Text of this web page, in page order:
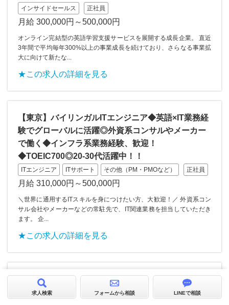
インサイドセールス 正社員
月給 300,000円～500,000円
オンライン完結型の英語学習支援サービスを展開する成長企業。 直近
3年間で平均毎年300%以上の事業成長を続けており、さらなる事業拡
大に向けて新たな...
★この求人の詳細を見る
【東京】バイリンガルITエンジニア◆英語×IT業務経
験でグローバルに活躍◎外資系コンサルやメーカー
で働く◆インフラ系業務経験、歓迎！
◆TOEIC700◎20-30代活躍中！！
ITエンジニア ITサポート その他（PM・PMOなど） 正社員
月給 310,000円～500,000円
＼世界に通用するITスキルを身につけたい方、大歓迎！／ 外資系コン
サル会社やメーカーなどの常駐先で、IT関連業務を担当していただき
ます。 企...
★この求人の詳細を見る
【東京】営業未経験OK◎海上輸送業界で提案営業◆
若手が活躍する成長企業◆年間休日126日＆週3在宅
求人検索 フォームから相談 LINEで相談